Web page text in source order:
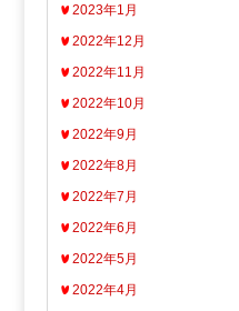
2023年1月
2022年12月
2022年11月
2022年10月
2022年9月
2022年8月
2022年7月
2022年6月
2022年5月
2022年4月